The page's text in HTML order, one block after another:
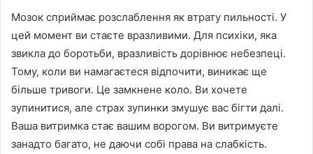
Мозок сприймає розслаблення як втрату пильності. У
цей момент ви стаєте вразливими. Для психіки, яка
звикла до боротьби, вразливість дорівнює небезпеці.
Тому, коли ви намагаєтеся відпочити, виникає ще
більше тривоги. Це замкнене коло. Ви хочете
зупинитися, але страх зупинки змушує вас бігти далі.
Ваша витримка стає вашим ворогом. Ви витримуєте
занадто багато, не даючи собі права на слабкість.